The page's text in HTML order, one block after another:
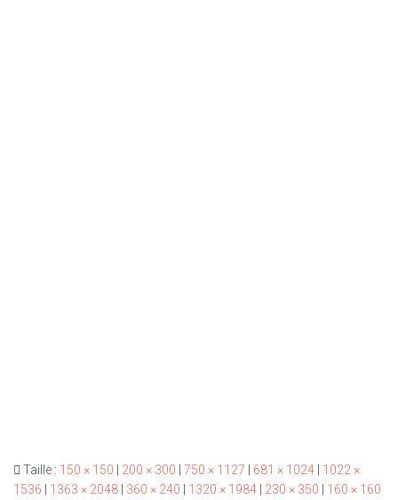
Taille : 150 × 150 200 × 300 750 × 1127 681 × 1024
1022 ×
1536
1363 × 2048 360 × 240 1320 × 1984 230 × 350
160 × 160